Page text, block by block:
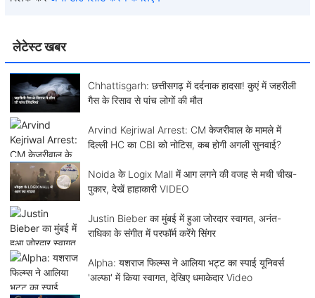
लेटेस्ट खबर
Chhattisgarh: छत्तीसगढ़ में दर्दनाक हादसा! कुएं में जहरीली
गैस के रिसाव से पांच लोगों की मौत
Arvind Kejriwal Arrest: CM केजरीवाल के मामले में
दिल्ली HC का CBI को नोटिस, कब होगी अगली सुनवाई?
Noida के Logix Mall में आग लगने की वजह से मची चीख-
पुकार, देखें हाहाकारी VIDEO
Justin Bieber का मुंबई में हुआ जोरदार स्वागत, अनंत-
राधिका के संगीत में परफॉर्म करेंगे सिंगर
Alpha: यशराज फिल्म्स ने आलिया भट्ट का स्पाई यूनिवर्स
'अल्फा' में किया स्वागत, देखिए धमाकेदार Video